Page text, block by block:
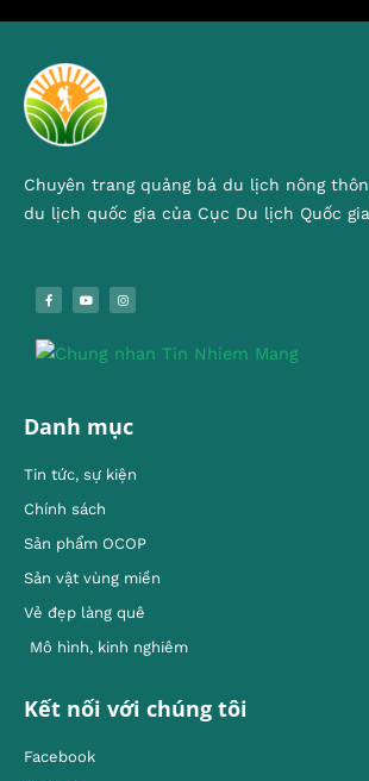
Chuyên trang quảng bá du lịch nông
du lịch quốc gia của Cục Du lịch Quốc
Danh mục
Tin tức, sự kiện
Chính sách
Sản phẩm OCOP
Sản vật vùng miền
Vẻ đẹp làng quê
Mô hình, kinh nghiêm
Kết nối với chúng tôi
Facebook